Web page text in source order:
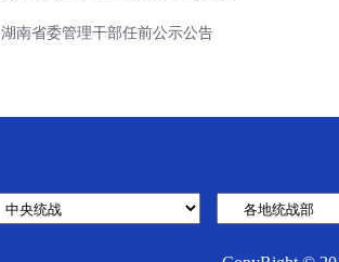
湖南省委管理干部任前公示公告